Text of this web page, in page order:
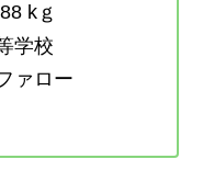
kｇ
学校
ァロー